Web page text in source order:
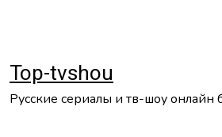
Top-tvshou
Русские сериалы и тв-шоу онлайн